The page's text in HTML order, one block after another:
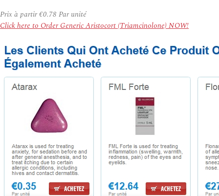
Prix à partir€0.78 Par unité
Click here to Order Generic Aristocort (Triamcinolone) NOW!